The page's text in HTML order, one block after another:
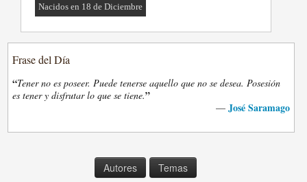
Nacidos en 18 de Diciembre
Frase del Día
“Tener no es poseer. Puede tenerse aquello que no se desea. Posesión
es tener y disfrutar lo que se tiene.”
— José Saramago
Autores Temas